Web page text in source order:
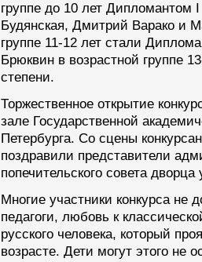
группе до 10 лет Дипломантом
Будянская, Дмитрий Варако и
группе 11-12 лет стали
Брюквин в возрастной группе
степени.
Торжественное открытие
зале Государственной
Петербурга. Со сцены
поздравили представители
попечительского совета
Многие участники конкурса не
педагоги, любовь к
русского человека, который
возрасте. Дети могут этого не